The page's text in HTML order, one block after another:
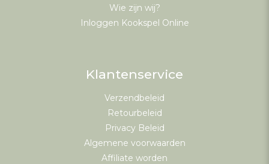
Wie zijn wij?
Inloggen Kookspel Online
Klantenservice
Verzendbeleid
Retourbeleid
Privacy Beleid
Algemene voorwaarden
Affiliate worden